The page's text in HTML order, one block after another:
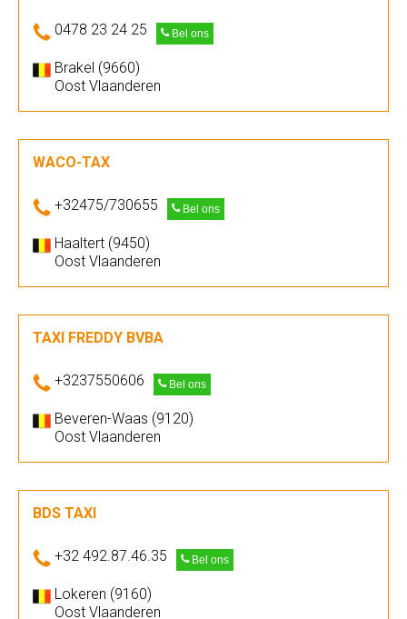
0478 23 24 25 Bel ons
Brakel (9660)
Oost Vlaanderen
WACO-TAX
+32475/730655 Bel ons
Haaltert (9450)
Oost Vlaanderen
TAXI FREDDY BVBA
+3237550606 Bel ons
Beveren-Waas (9120)
Oost Vlaanderen
BDS TAXI
+32 492.87.46.35 Bel ons
Lokeren (9160)
Oost Vlaanderen